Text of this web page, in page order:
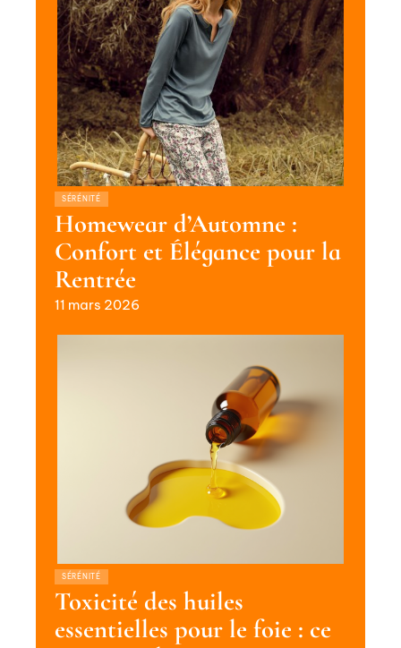
SÉRÉNITÉ
Homewear d’Automne :
Confort et Élégance pour la
Rentrée
11 mars 2026
SÉRÉNITÉ
Toxicité des huiles
essentielles pour le foie : ce